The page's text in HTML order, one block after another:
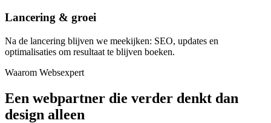
Lancering & groei
Na de lancering blijven we meekijken: SEO, updates en
optimalisaties om resultaat te blijven boeken.
Waarom Websexpert
Een webpartner die verder denkt dan
design alleen